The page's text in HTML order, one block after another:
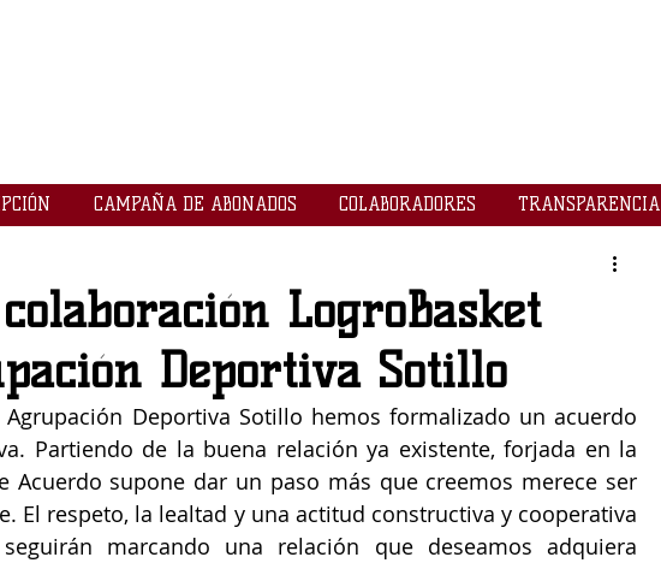
CAMPAÑA DE ABONADOS COLABORADORES TRANSPARENCIA
LogroBasket
Deportiva Sotillo
Agrupación Deportiva Sotillo hemos formalizado un acuerdo
Partiendo de la buena relación ya existente, forjada en la
Acuerdo supone dar un paso más que creemos merece ser
El respeto, la lealtad y una actitud constructiva y cooperativa
marcando una relación que deseamos adquiera